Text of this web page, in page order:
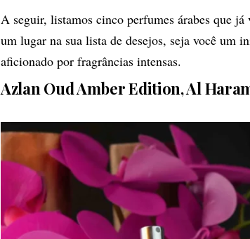
A seguir, listamos cinco perfumes árabes que
um lugar na sua lista de desejos, seja você um
aficionado por fragrâncias intensas.
Azlan Oud Amber Edition, Al